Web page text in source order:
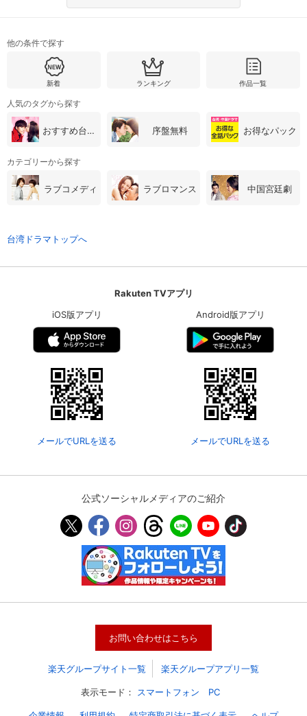
会員設定 会員情報 閉じる
ジットカード情報の変更が可能です。
決済方法変更 決済方法の変更が可能です。
他の条件で探す
新着 ランキング 作品一覧
人気のタグから探す
おすすめ台湾・中国ドラマ 序盤無料 お得なパック
カテゴリーから探す
ラブコメディ ラブロマンス 中国宮廷劇
台湾ドラマトップへ
Rakuten TVアプリ
iOS版アプリ
メールでURLを送る
Android版アプリ
メールでURLを送る
公式ソーシャルメディアのご紹介
お問い合わせはこちら
楽天グループサイト一覧 楽天グループアプリ一覧
表示モード： スマートフォン PC